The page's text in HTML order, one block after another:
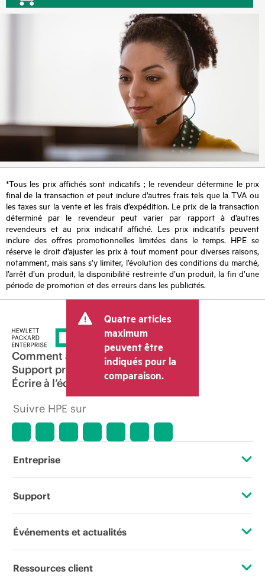
*Tous les prix affichés sont indicatifs ; le revendeur détermine le prix
final de la transaction et peut inclure d’autres frais tels que la TVA ou
les taxes sur la vente et les frais d’expédition. Le prix de la transaction
déterminé par le revendeur peut varier par rapport à d’autres
revendeurs et au prix indicatif affiché. Les prix indicatifs peuvent
inclure des offres promotionnelles limitées dans le temps. HPE se
réserve le droit d’ajuster les prix à tout moment pour diverses raisons,
notamment, mais sans s’y limiter, l’évolution des conditions du marché,
l’arrêt d’un produit, la disponibilité restreinte d’un produit, la fin d’une
période de promotion et des erreurs dans les publicités.
Quatre articles
maximum
peuvent être
indiqués pour la
comparaison.
Comment acheter
Support produit
Écrire à l’équipe commerciale
Suivre HPE sur
Entreprise
À propos de HPE
Responsabilité d’entreprise
Support
Services d’assistance opérationnelle (OSS)
Événements et actualités
Événements
Ressources client